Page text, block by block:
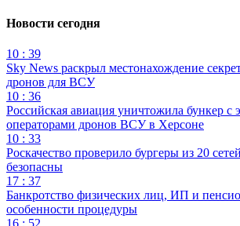
Новости сегодня
10 : 39
Sky News раскрыл местонахождение
дронов для ВСУ
10 : 36
Российская авиация уничтожила бункер с
операторами дронов ВСУ в Херсоне
10 : 33
Роскачество проверило бургеры из 20
безопасны
17 : 37
Банкротство физических лиц, ИП и
особенности процедуры
16 : 52